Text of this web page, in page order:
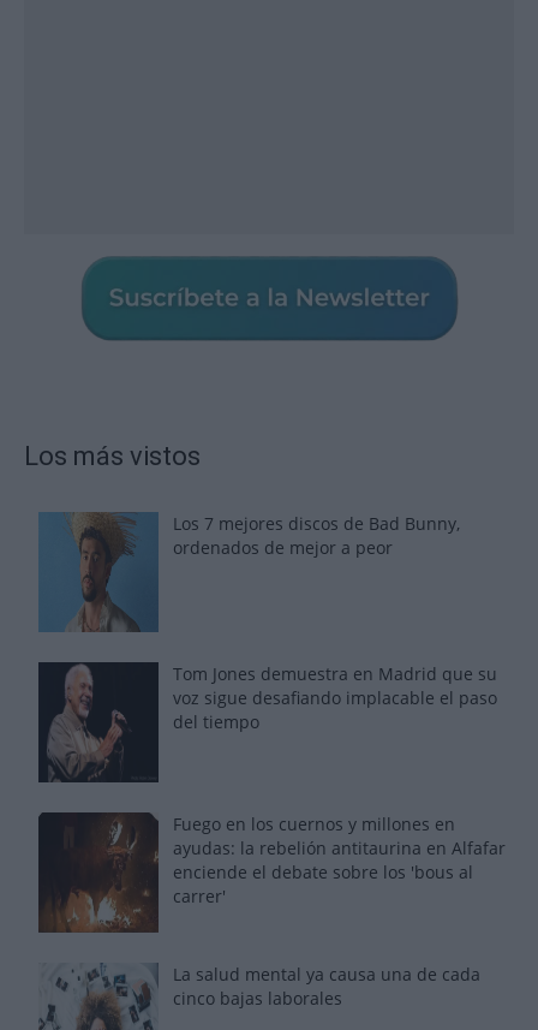
Los más vistos
Los 7 mejores discos de Bad Bunny,
ordenados de mejor a peor
Tom Jones demuestra en Madrid que su
voz sigue desafiando implacable el paso
del tiempo
Fuego en los cuernos y millones en
ayudas: la rebelión antitaurina en Alfafar
enciende el debate sobre los 'bous al
carrer'
La salud mental ya causa una de cada
cinco bajas laborales